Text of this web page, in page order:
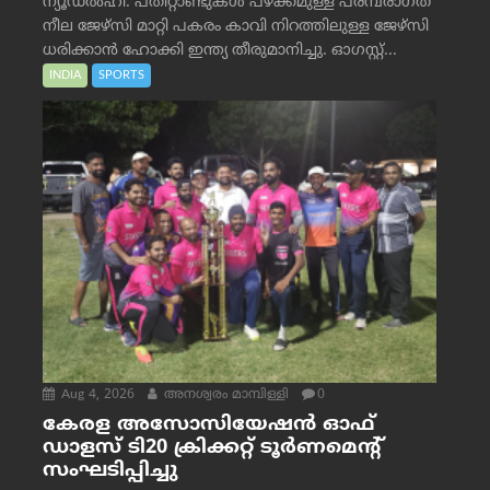
നീല ജേഴ്‌സി മാറ്റി പകരം കാവി നിറത്തിലുള്ള ജേഴ്‌സി
ധരിക്കാൻ ഹോക്കി ഇന്ത്യ തീരുമാനിച്ചു. ഓഗസ്റ്റ്...
INDIA SPORTS
Aug 4, 2026 അനശ്വരം മാമ്പിള്ളി 0
കേരള അസോസിയേഷൻ ഓഫ്
ഡാളസ് ടി20 ക്രിക്കറ്റ് ടൂർണമെന്റ്
സംഘടിപ്പിച്ചു